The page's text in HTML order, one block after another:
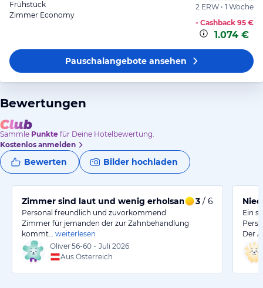
Frühstück
Zimmer Economy
2 ERW • 1 Woche
- Cashback 95 €
1.074 €
Pauschalangeboteansehen
Bewertungen
Sammle Punkte für Deine Hotelbewertung.
Kostenlos anmelden
Bewerten Bilder hochladen
Zimmer sind laut und wenig erholsam für
3 / 6
Personal freundlich und zuvorkommend
Zimmer für jemanden der zur Zahnbehandlung
kommt…
weiterlesen
Oliver56-60 • Juli 2026
Aus Österreich
Ein
Der